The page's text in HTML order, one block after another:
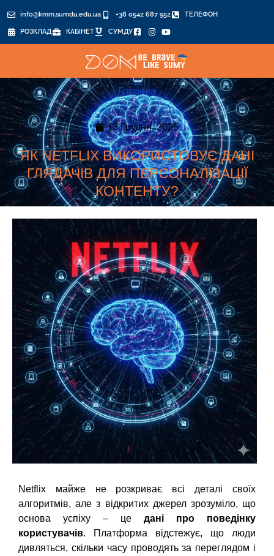
info@kmm.sumdu.edu.ua +38 0542 687 952 ТЕЛЕФОН
РОЗКЛАД КАБІНЕТ СУМДУ
Головна
13 Грудня, 2025
ЯК NETFLIX ВИКОРИСТОВУЄ ДАНІ
ГЛЯДАЧІВ ДЛЯ ПЕРСОНАЛІЗАЦІЇ
КОНТЕНТУ?
Netflix майже не розкриває всі деталі своїх
алгоритмів, але з відкритих джерел зрозуміло, що
основа успіху – це дані про поведінку
користувачів. Платформа відстежує, що люди
дивляться, скільки часу проводять за переглядом і